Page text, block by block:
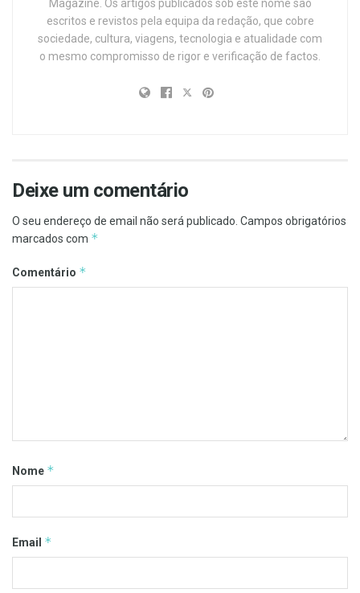
Magazine. Os artigos publicados sob este nome são
escritos e revistos pela equipa da redação, que cobre
sociedade, cultura, viagens, tecnologia e atualidade com
o mesmo compromisso de rigor e verificação de factos.
Deixe um comentário
O seu endereço de email não será publicado. Campos obrigatórios
marcados com *
Comentário *
Nome *
Email *